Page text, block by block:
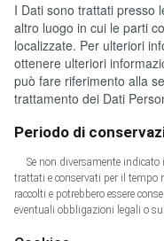
I Dati sono trattati presso
altro luogo in cui le parti
localizzate. Per ulteriori
ottenere ulteriori
può fare riferimento alla
trattamento dei Dati
Periodo di
Se non diversamente indicato
trattati e conservati per il tempo
raccolti e potrebbero essere
eventuali obbligazioni legali o